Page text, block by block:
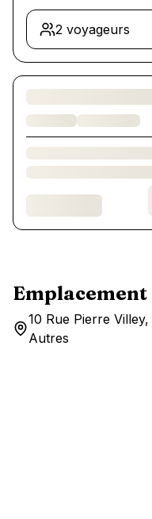
2 voyageurs
Chargement des
Emplacement
10 Rue Pierre
Autres